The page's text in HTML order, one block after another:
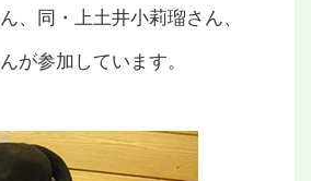
、同・上土井小莉瑠さん、
が参加しています。